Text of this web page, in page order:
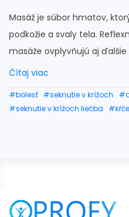
Masáž je súbor hmatov,
podkožie a svaly tela.
masáže ovplyvňujú aj ďalšie
Čítaj viac
#bolesť #seknutie v krížoch
#seknutie v krížoch liečba